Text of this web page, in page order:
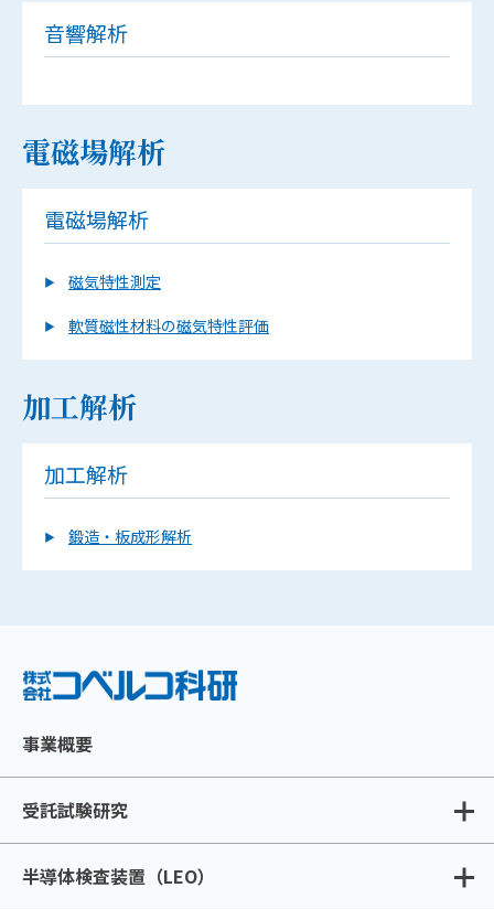
音響解析
電磁場解析
電磁場解析
磁気特性測定
軟質磁性材料の磁気特性評価
加工解析
加工解析
鍛造・板成形解析
事業概要
受託試験研究
半導体検査装置（LEO）